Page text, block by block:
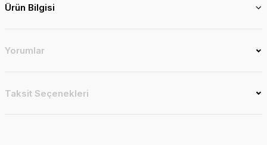
Ürün Bilgisi
Yorumlar
Taksit Seçenekleri